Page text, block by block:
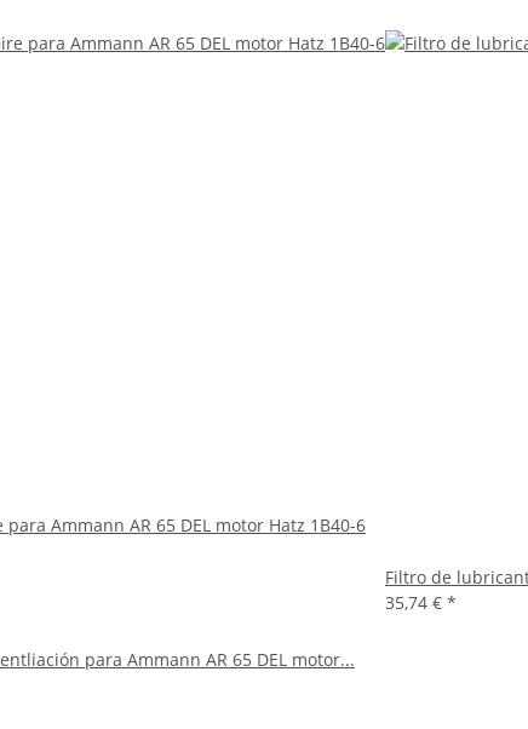
Ammann AR 65 DEL motor Hatz 1B40-6
Filtro de
35,74 € *